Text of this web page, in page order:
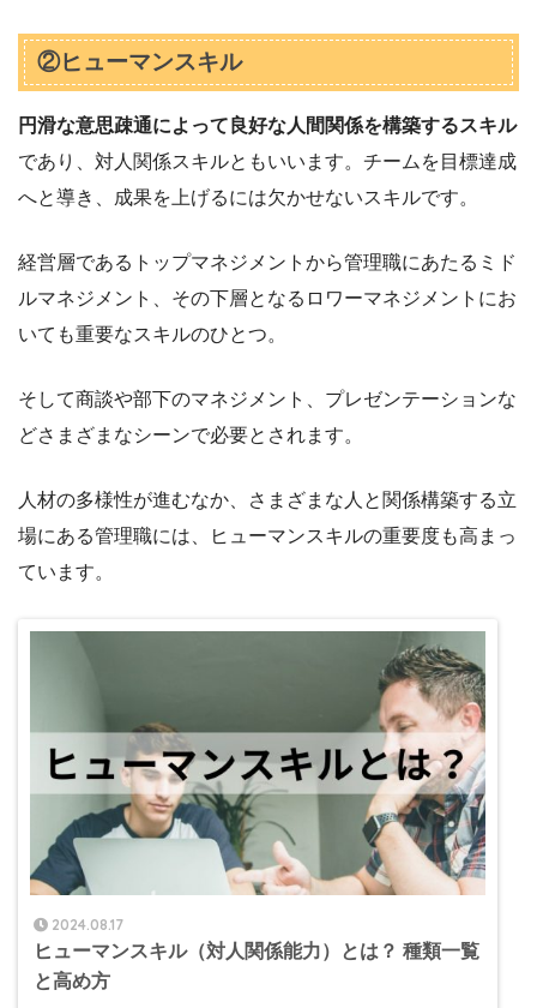
②ヒューマンスキル
円滑な意思疎通によって良好な人間関係を構築するスキル
であり、対人関係スキルともいいます。チームを目標達成
へと導き、成果を上げるには欠かせないスキルです。
経営層であるトップマネジメントから管理職にあたるミド
ルマネジメント、その下層となるロワーマネジメントにお
いても重要なスキルのひとつ。
そして商談や部下のマネジメント、プレゼンテーションな
どさまざまなシーンで必要とされます。
人材の多様性が進むなか、さまざまな人と関係構築する立
場にある管理職には、ヒューマンスキルの重要度も高まっ
ています。
2024.08.17
ヒューマンスキル（対人関係能力）とは？ 種類一覧
と高め方